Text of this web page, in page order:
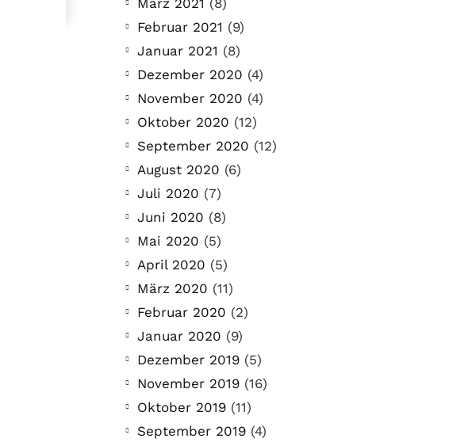
März 2021 (8)
Februar 2021 (9)
Januar 2021 (8)
Dezember 2020 (4)
November 2020 (4)
Oktober 2020 (12)
September 2020 (12)
August 2020 (6)
Juli 2020 (7)
Juni 2020 (8)
Mai 2020 (5)
April 2020 (5)
März 2020 (11)
Februar 2020 (2)
Januar 2020 (9)
Dezember 2019 (5)
November 2019 (16)
Oktober 2019 (11)
September 2019 (4)